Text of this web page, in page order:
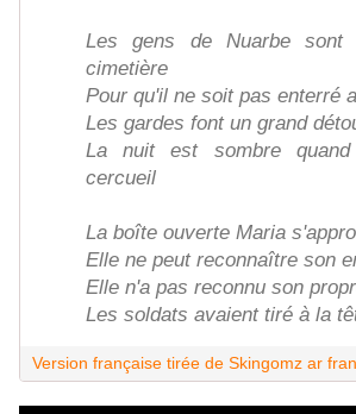
Les gens de Nuarbe sont
cimetière
Pour qu'il ne soit pas enterré
Les gardes font un grand
La nuit est sombre
cercueil
La boîte ouverte Maria
Elle ne peut reconnaître son
Elle n'a pas reconnu son
Les soldats avaient tiré à la